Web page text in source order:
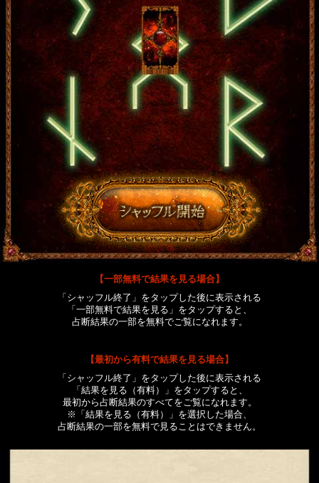
【一部無料で結果を見る場合】
「シャッフル終了」をタップした後に表示される
「一部無料で結果を見る」をタップすると、
占断結果の一部を無料でご覧になれます。
【最初から有料で結果を見る場合】
「シャッフル終了」をタップした後に表示される
「結果を見る（有料）」をタップすると、
最初から占断結果のすべてをご覧になれます。
※「結果を見る（有料）」を選択した場合、
占断結果の一部を無料で見ることはできません。